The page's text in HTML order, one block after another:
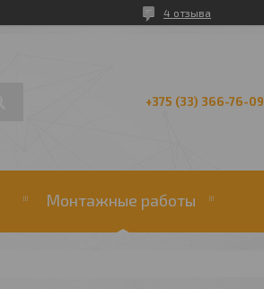
4 отзыва
+375 (33) 366-76-09
Монтажные работы